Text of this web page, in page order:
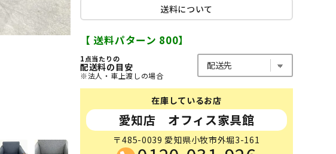
送料について
【 送料パターン 800】
1点当たりの
配送料の目安
※法人・車上渡しの場合
在庫しているお店
愛知店 オフィス家具館
〒485-0039 愛知県小牧市外堀3-161